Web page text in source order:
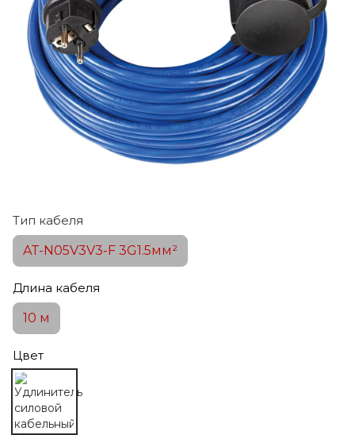
Тип кабеля
AT-N05V3V3-F 3G1.5мм²
Длина кабеля
10 м
Цвет